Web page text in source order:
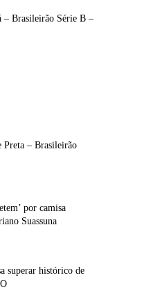
– Brasileirão Série B –
Preta – Brasileirão
por camisa
Suassuna
superar histórico de